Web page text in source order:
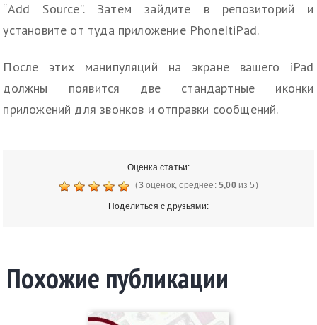
“Add Source”. Затем зайдите в репозиторий и
установите от туда приложение PhoneItiPad.
После этих манипуляций на экране вашего iPad
должны появится две стандартные иконки
приложений для звонков и отправки сообщений.
Оценка статьи:
(3оценок, среднее: 5,00из 5)
Поделиться с друзьями:
Похожие публикации